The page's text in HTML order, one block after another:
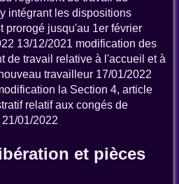
intégrant les dispositions
prorogé jusqu'au 1er février
13/12/2021 modification des
de travail relative à l'accueil et à
travailleur 17/01/2022
la Section 4, article
relatif aux congés de
01/2022
et pièces